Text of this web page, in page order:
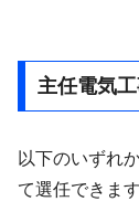
主任電気
以下のいずれ
て選任できます